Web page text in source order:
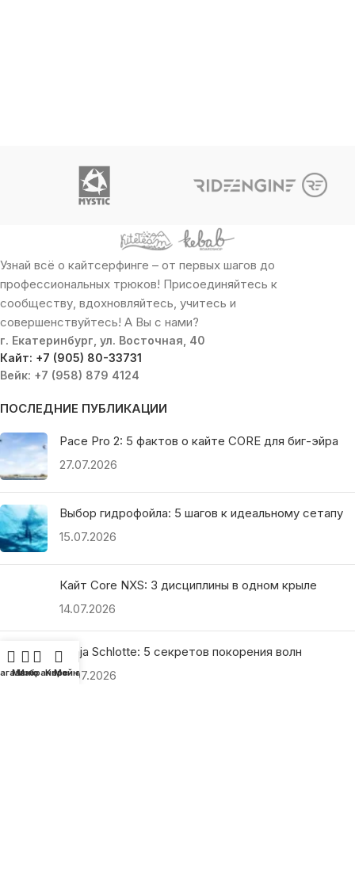
Узнай всё о кайтсерфинге – от первых шагов до
профессиональных трюков! Присоединяйтесь к
сообществу, вдохновляйтесь, учитесь и
совершенствуйтесь! А Вы с нами?
г. Екатеринбург, ул. Восточная, 40
Кайт: +7 (905) 80-33731
Вейк: +7 (958) 879 4124
ПОСЛЕДНИЕ ПУБЛИКАЦИИ
Pace Pro 2: 5 фактов о кайте CORE для биг-эйра
27.07.2026
Выбор гидрофойла: 5 шагов к идеальному сетапу
15.07.2026
Кайт Core NXS: 3 дисциплины в одном крыле
14.07.2026
Ranja Schlotte: 5 секретов покорения волн
13.07.2026
Меню
Избранное
Корзина
Мой аккаунт